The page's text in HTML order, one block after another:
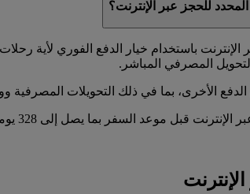
للحجز عبر الإنترنت؟
الإنترنت باستخدام خيار الدفع الفوري لأية
المصرفي المباشر.
الأخرى، بما في ذلك التحويلات المصرفية
قبل موعد السفر بما يصل إلى 328 يوما.